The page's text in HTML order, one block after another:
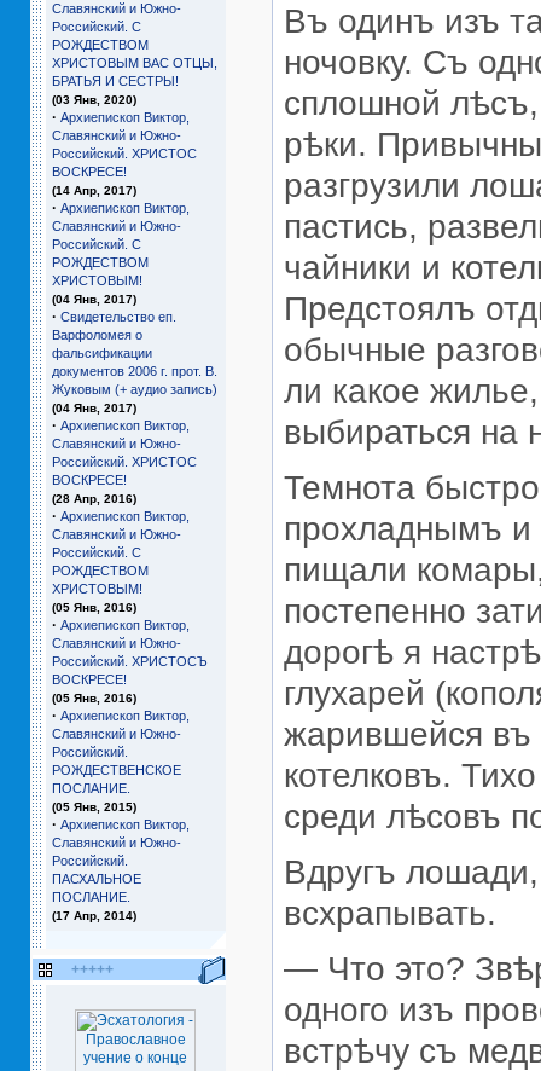
Славянский и Южно-
Российский. С
РОЖДЕСТВОМ
ХРИСТОВЫМ ВАС ОТЦЫ,
БРАТЬЯ И СЕCТРЫ!
(03 Янв, 2020)
· Архиепископ Виктор,
Славянский и Южно-
Российский. ХРИСТОС
ВОСКРЕСЕ!
(14 Апр, 2017)
· Архиепископ Виктор,
Славянский и Южно-
Российский. С
РОЖДЕСТВОМ
ХРИСТОВЫМ!
(04 Янв, 2017)
· Свидетельство еп.
Варфоломея о
фальсификации
документов 2006 г. прот. В.
Жуковым (+ аудио запись)
(04 Янв, 2017)
· Архиепископ Виктор,
Славянский и Южно-
Российский. ХРИСТОС
ВОСКРЕСЕ!
(28 Апр, 2016)
· Архиепископ Виктор,
Славянский и Южно-
Российский. С
РОЖДЕСТВОМ
ХРИСТОВЫМ!
(05 Янв, 2016)
· Архиепископ Виктор,
Славянский и Южно-
Российский. ХРИСТОСЪ
ВОСКРЕСЕ!
(05 Янв, 2016)
· Архиепископ Виктор,
Славянский и Южно-
Российский.
РОЖДЕСТВЕНСКОЕ
ПОСЛАНИЕ.
(05 Янв, 2015)
· Архиепископ Виктор,
Славянский и Южно-
Российский.
ПАСХАЛЬНОЕ
ПОСЛАНИЕ.
(17 Апр, 2014)
+++++
Въ одинъ изъ
ночовку. Съ
сплошной
рѣки.
разгрузили
пастись,
чайники и
Предстоялъ
обычные
ли какое
выбираться на
Темнота
прохладнымъ и
пищали
постепенно
дорогѣ я
глухарей
жарившейся
котелковъ.
среди лѣсовъ
Вдругъ
всхрапывать.
— Что это?
одного изъ
встрѣчу съ